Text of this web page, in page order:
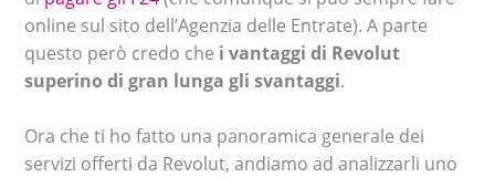
online sul sito dell’Agenzia delle Entrate). A parte
questo però credo che i vantaggi di Revolut
superino di gran lunga gli svantaggi.
Ora che ti ho fatto una panoramica generale dei
servizi offerti da Revolut, andiamo ad analizzarli uno